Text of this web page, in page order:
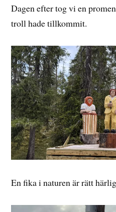
Dagen efter tog vi en
troll hade tillkommit.
En fika i naturen är rätt